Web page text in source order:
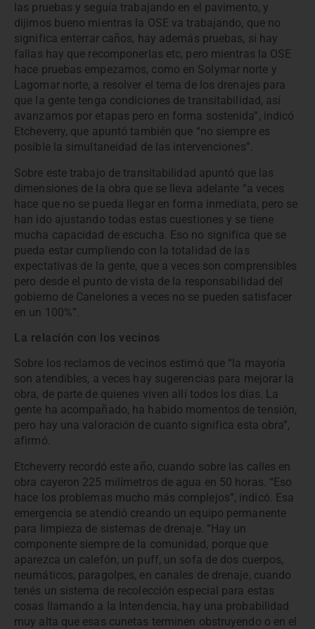
las pruebas y seguía trabajando en el pavimento, y
dijimos bueno mientras la OSE va trabajando, que no
significa enterrar caños, hay además pruebas, si hay
fallas hay que recomponerlas etc, pero mientras la OSE
hace pruebas empezamos, como en Solymar norte y
Lagomar norte, a resolver el tema de los drenajes para
que la gente tenga condiciones de transitabilidad, así
avanzamos por etapas pero en forma sostenida”, indicó
Etcheverry, que apuntó también que “no siempre es
posible la simultaneidad de las intervenciones”.
Sobre este trabajo de transitabilidad apuntó que las
dimensiones de la obra que se lleva adelante “a veces
hace que no se pueda llegar en forma inmediata, pero se
han ido ajustando todas estas cuestiones y se tiene
mucha capacidad de escucha. Eso no significa que se
pueda estar cumpliendo con la totalidad de las
expectativas de la gente, que a veces son comprensibles
pero desde el punto de vista de la responsabilidad del
gobierno de Canelones a veces no se pueden satisfacer
en un 100%”.
La relación con los vecinos
Sobre los reclamos de vecinos estimó que “la mayoría
son atendibles, a veces hay sugerencias para mejorar la
obra, de parte de quienes viven allí todos los días. La
gente ha acompañado, ha habido momentos de tensión,
pero hay una valoración de cuanto significa esta obra”,
afirmó.
Etcheverry recordó este año, cuando sobre las calles en
obra cayeron 225 milímetros de agua en 50 horas. “Eso
hace los problemas mucho más complejos”, indicó. Esa
emergencia se atendió creando un equipo permanente
para limpieza de sistemas de drenaje. “Hay un
componente siempre de la comunidad, porque que
aparezca un calefón, un puff, un sofa de dos cuerpos,
neumáticos, paragolpes, en canales de drenaje, cuando
tenés un sistema de recolección especial para estas
cosas llamando a la Intendencia, hay una probabilidad
muy alta que esas cunetas terminen obstruyendo o en el